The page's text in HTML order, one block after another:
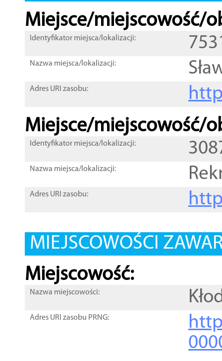
Miejsce/miejscowość/
Identyfikator miejsca/lokalizacji:
Nazwa miejsca/lokalizacji:
Adres URI zasobu:
Miejsce/miejscowość/
Identyfikator miejsca/lokalizacji:
Nazwa miejsca/lokalizacji:
Adres URI zasobu:
MIEJSCOWOŚCI
Miejscowość:
Nazwa miejscowości:
Adres URI zasobu PRNG: